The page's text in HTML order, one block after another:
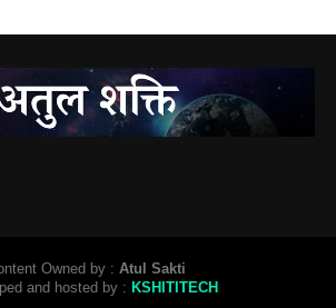
Owned by : Atul Sakti
and hosted by :KSHITITECH